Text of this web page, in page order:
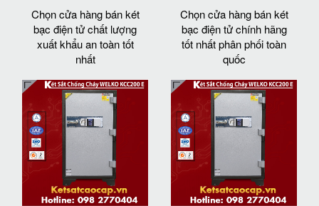
Chọn cửa hàng bán két
bạc điện tử chất lượng
xuất khẩu an toàn tốt
nhất
Chọn cửa hàng bán két
bạc điện tử chính hãng
tốt nhất phân phối toàn
quốc